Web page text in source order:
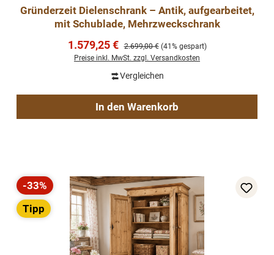
Gründerzeit Dielenschrank – Antik, aufgearbeitet,
mit Schublade, Mehrzweckschrank
Verkaufspreis:
1.579,25 € Regulärer Preis:
2.699,00 € (41% gespart)
Preise inkl. MwSt. zzgl. Versandkosten
Vergleichen
In den Warenkorb
Rabatt
-33%
Tipp